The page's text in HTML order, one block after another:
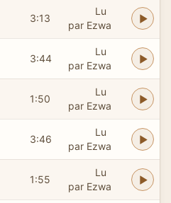
3:13
Lu
par Ezwa
3:44
Lu
par Ezwa
1:50
Lu
par Ezwa
3:46
Lu
par Ezwa
1:55
Lu
par Ezwa